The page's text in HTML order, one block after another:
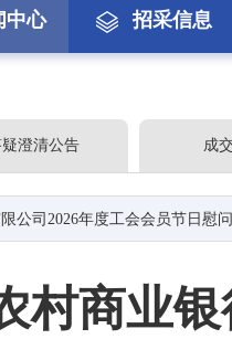
中心 招采信息
澄清公告 成
公司2026年度工会会员节日慰
村商业